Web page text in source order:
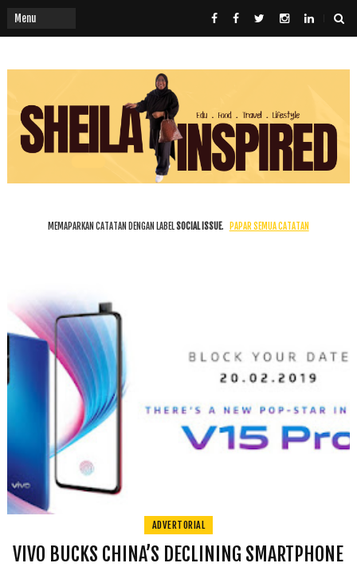
MEMAPARKAN CATATAN DENGAN LABELSOCIAL ISSUE. PAPAR SEMUA CATATAN
ADVERTORIAL
VIVO BUCKS CHINA’S DECLINING SMARTPHONE